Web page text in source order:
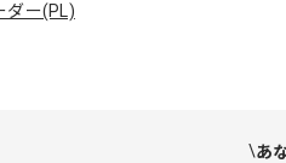
ダー(PL)
あ